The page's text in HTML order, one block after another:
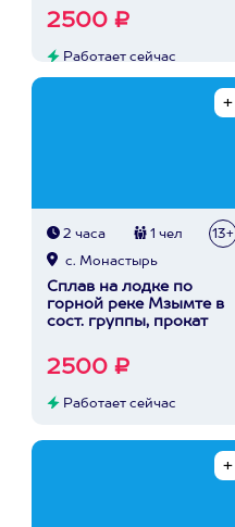
2500 ₽
Работает сейчас
2 часа 1 чел 13+
с. Монастырь
Сплав на лодке по
горной реке Мзымте в
сост. группы, прокат
2500 ₽
Работает сейчас